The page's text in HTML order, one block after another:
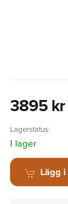
3895 kr
Lagerstatus:
I lager
Lägg